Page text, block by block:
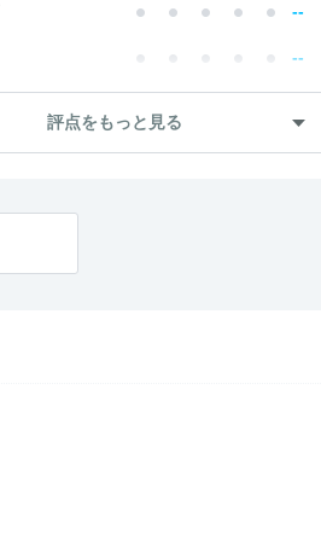
評点をもっと見る
--
--
--